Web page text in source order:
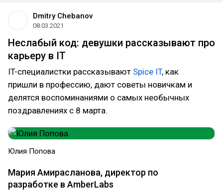
Dmitry Chebanov
08.03.2021
Неслабый код: девушки рассказывают про
карьеру в IT
IT-специалистки рассказывают Spice IT, как
пришли в профессию, дают советы новичкам и
делятся воспоминаниями о самых необычных
поздравлениях с 8 марта.
Юлия Попова
Мария Амирасланова, директор по
разработке в AmberLabs